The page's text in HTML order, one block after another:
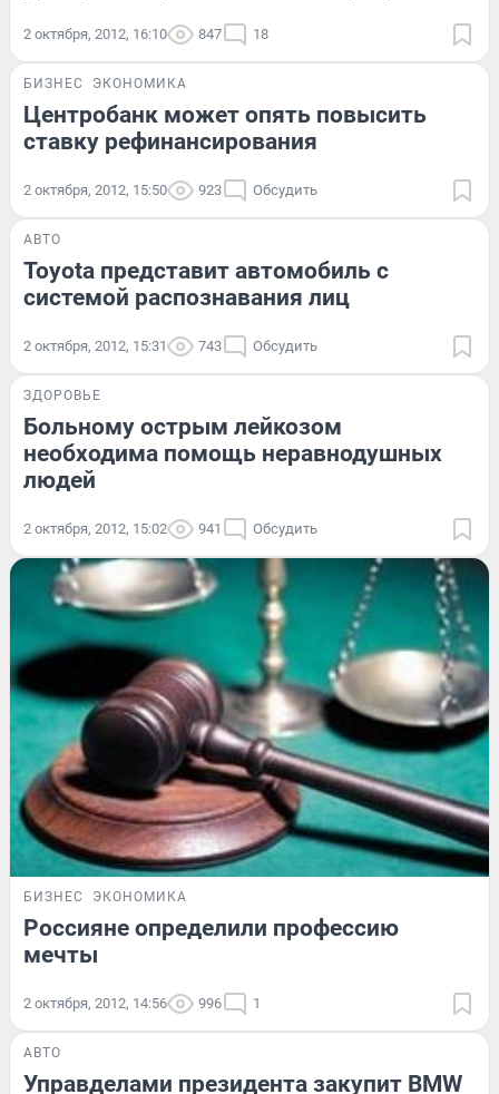
2 октября, 2012, 16:10 847 18
БИЗНЕС ЭКОНОМИКА
Центробанк может опять повысить
ставку рефинансирования
2 октября, 2012, 15:50 923 Обсудить
АВТО
Toyota представит автомобиль с
системой распознавания лиц
2 октября, 2012, 15:31 743 Обсудить
ЗДОРОВЬЕ
Больному острым лейкозом
необходима помощь неравнодушных
людей
2 октября, 2012, 15:02 941 Обсудить
БИЗНЕС ЭКОНОМИКА
Россияне определили профессию
мечты
2 октября, 2012, 14:56 996 1
АВТО
Управделами президента закупит BMW